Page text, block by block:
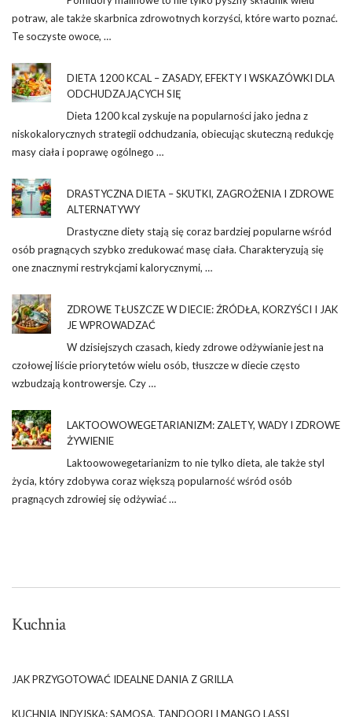
potraw, ale także skarbnica zdrowotnych korzyści, które warto poznać.
Te soczyste owoce, …
DIETA 1200 KCAL – ZASADY, EFEKTY I WSKAZÓWKI DLA
ODCHUDZAJĄCYCH SIĘ
Dieta 1200 kcal zyskuje na popularności jako jedna z
niskokalorycznych strategii odchudzania, obiecując skuteczną redukcję
masy ciała i poprawę ogólnego …
DRASTYCZNA DIETA – SKUTKI, ZAGROŻENIA I ZDROWE
ALTERNATYWY
Drastyczne diety stają się coraz bardziej popularne wśród
osób pragnących szybko zredukować masę ciała. Charakteryzują się
one znacznymi restrykcjami kalorycznymi, …
ZDROWE TŁUSZCZE W DIECIE: ŹRÓDŁA, KORZYŚCI I JAK
JE WPROWADZAĆ
W dzisiejszych czasach, kiedy zdrowe odżywianie jest na
czołowej liście priorytetów wielu osób, tłuszcze w diecie często
wzbudzają kontrowersje. Czy …
LAKTOOWOWEGETARIANIZM: ZALETY, WADY I ZDROWE
ŻYWIENIE
Laktoowowegetarianizm to nie tylko dieta, ale także styl
życia, który zdobywa coraz większą popularność wśród osób
pragnących zdrowiej się odżywiać …
Kuchnia
JAK PRZYGOTOWAĆ IDEALNE DANIA Z GRILLA
KUCHNIA INDYJSKA: SAMOSA, TANDOORI I MANGO LASSI